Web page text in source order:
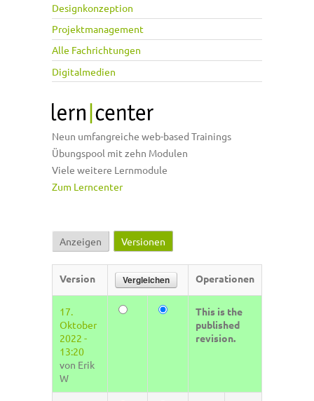
Designkonzeption
Projektmanagement
Alle Fachrichtungen
Digitalmedien
Neun umfangreiche web-based Trainings
Übungspool mit zehn Modulen
Viele weitere Lernmodule
Zum Lerncenter
Haupt-Reiter
Anzeigen Versionen
Version Operationen
17.
Oktober
2022 -
13:20
von Erik
W
This is the
published
revision.